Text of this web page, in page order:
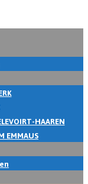
HAAREN
EMMAUS